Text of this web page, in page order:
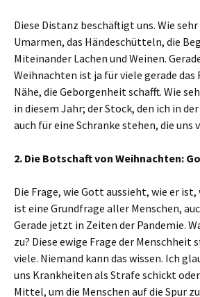
Diese Distanz beschäftigt uns. Wie
Umarmen, das Händeschütteln, die
Miteinander Lachen und Weinen.
Weihnachten ist ja für viele gerade das
Nähe, die Geborgenheit schafft. Wie
in diesem Jahr; der Stock, den ich in
auch für eine Schranke stehen, die
2. Die Botschaft von Weihnachten:
Die Frage, wie Gott aussieht, wie er
ist eine Grundfrage aller Menschen,
Gerade jetzt in Zeiten der Pandemie.
zu? Diese ewige Frage der
viele. Niemand kann das wissen. Ich
uns Krankheiten als Strafe schickt
Mittel, um die Menschen auf die Spur